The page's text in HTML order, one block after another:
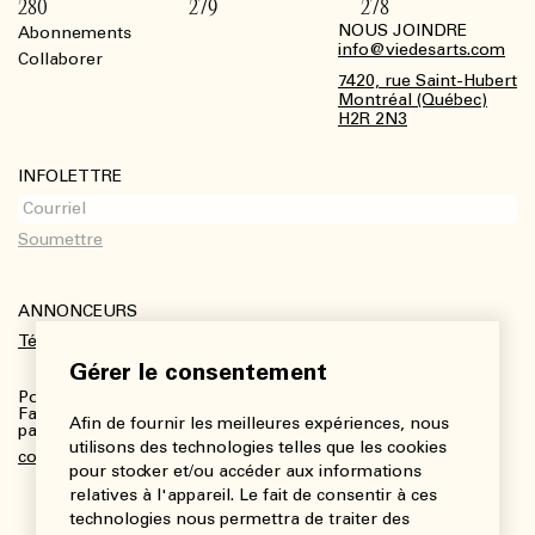
Gérer le consentement
Afin de fournir les meilleures expériences, nous
utilisons des technologies telles que les cookies
pour stocker et/ou accéder aux informations
relatives à l'appareil. Le fait de consentir à ces
technologies nous permettra de traiter des
Abonnements
Collaborer
NOUS JOINDRE
info@viedesarts.com
7420, rue Saint-Hubert
Montréal (Québec)
H2R 2N3
INFOLETTRE
ANNONCEURS
Télécharger le kit média
Pour plus de renseignements :
Fanny Charbonneau, Responsable des communications,
partenariats et publicités
communications@viedesarts.com
280 279 278